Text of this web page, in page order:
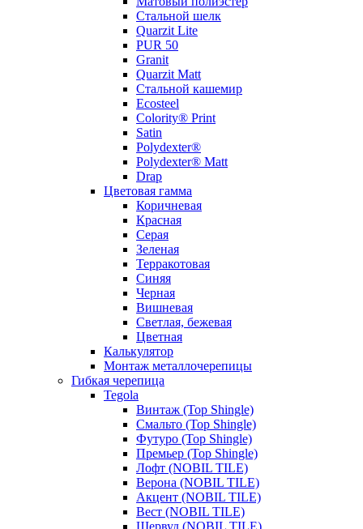
Стальной шелк
Quarzit Lite
PUR 50
Granit
Quarzit Matt
Стальной кашемир
Ecosteel
Colority® Print
Satin
Polydexter®
Polydexter® Matt
Drap
Цветовая гамма
Коричневая
Красная
Серая
Зеленая
Терракотовая
Синяя
Черная
Вишневая
Светлая, бежевая
Цветная
Калькулятор
Монтаж металлочерепицы
Гибкая черепица
Tegola
Винтаж (Top Shingle)
Смальто (Top Shingle)
Футуро (Top Shingle)
Премьер (Top Shingle)
Лофт (NOBIL TILE)
Верона (NOBIL TILE)
Акцент (NOBIL TILE)
Вест (NOBIL TILE)